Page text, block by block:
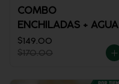
COMBO
ENCHILADAS + AGUA
$149.00
$170.00